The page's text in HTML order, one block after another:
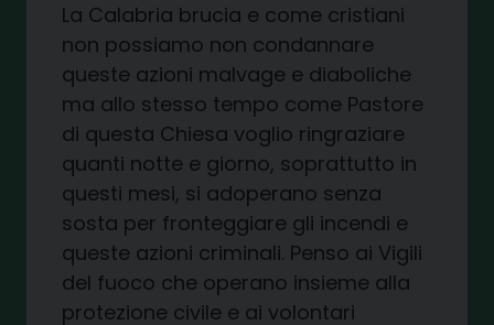
La Calabria brucia e come cristiani
non possiamo non condannare
queste azioni malvage e diaboliche
ma allo stesso tempo come Pastore
di questa Chiesa voglio ringraziare
quanti notte e giorno, soprattutto in
questi mesi, si adoperano senza
sosta per fronteggiare gli incendi e
queste azioni criminali. Penso ai Vigili
del fuoco che operano insieme alla
protezione civile e ai volontari